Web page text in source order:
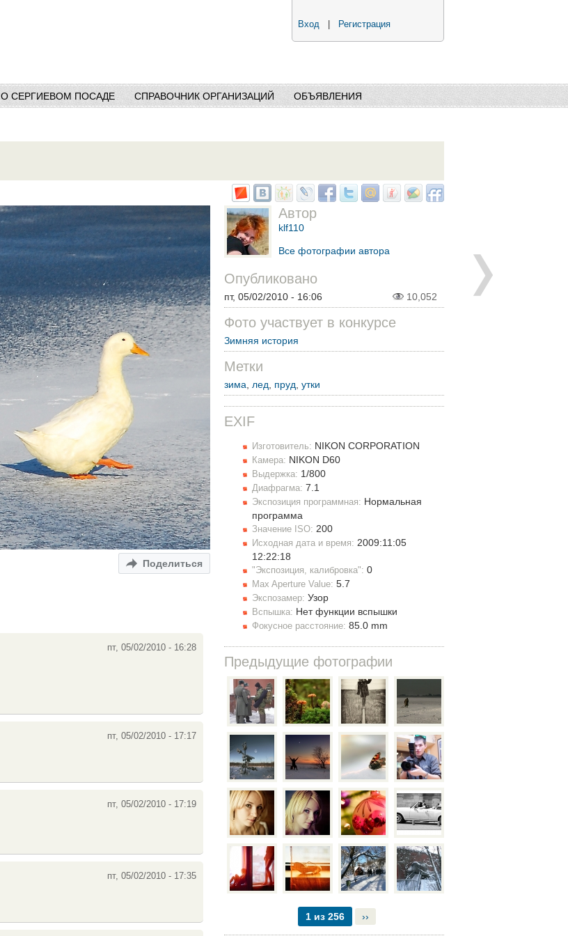
Вход Регистрация
О СЕРГИЕВОМ ПОСАДЕ СПРАВОЧНИК ОРГАНИЗАЦИЙ ОБЪЯВЛЕНИЯ
Поделиться
пт, 05/02/2010 - 16:28
пт, 05/02/2010 - 17:17
пт, 05/02/2010 - 17:19
пт, 05/02/2010 - 17:35
Автор
klf110
Все фотографии автора
10,052
Опубликовано
пт, 05/02/2010 - 16:06
Фото участвует в конкурсе
Зимняя история
Метки
зима, лед, пруд, утки
EXIF
Изготовитель: NIKON CORPORATION
Камера: NIKON D60
Выдержка: 1/800
Диафрагма: 7.1
Экспозиция программная: Нормальная
программа
Значение ISO: 200
Исходная дата и время: 2009:11:05
12:22:18
"Экспозиция, калибровка": 0
Max Aperture Value: 5.7
Экспозамер: Узор
Вспышка: Нет функции вспышки
Фокусное расстояние: 85.0 mm
Предыдущие фотографии
1 из 256 ››